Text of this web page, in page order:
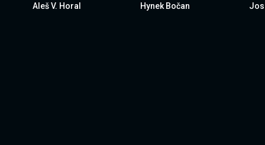
Aleš V. Horal Hynek Bočan